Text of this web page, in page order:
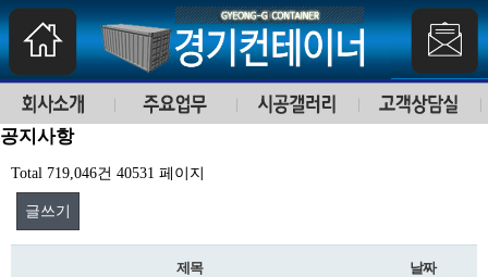
공지사항
Total 719,046건 40531 페이지
글쓰기
제목 날짜